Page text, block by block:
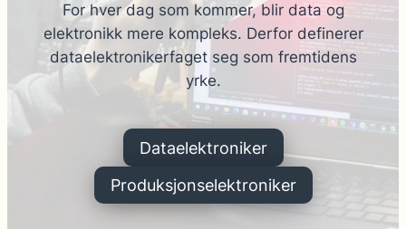
For hver dag som kommer, blir data og
elektronikk mere kompleks. Derfor definerer
dataelektronikerfaget seg som fremtidens
yrke.
Dataelektroniker
Produksjonselektroniker